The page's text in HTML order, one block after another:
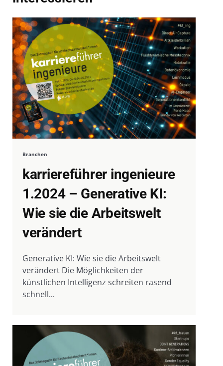
Branchen
karriereführer ingenieure
1.2024 – Generative KI:
Wie sie die Arbeitswelt
verändert
Generative KI: Wie sie die Arbeitswelt
verändert Die Möglichkeiten der
künstlichen Intelligenz schreiten rasend
schnell...